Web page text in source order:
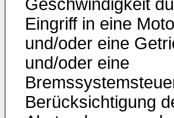
Geschwindigkeit
Eingriff in eine
und/oder eine
und/oder eine
Berücksichtigung